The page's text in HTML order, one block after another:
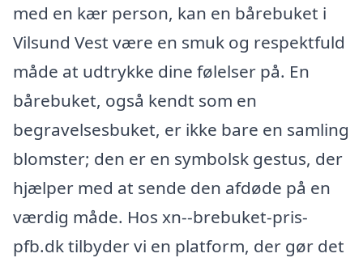
med en kær person, kan en bårebuket i
Vilsund Vest være en smuk og respektfuld
måde at udtrykke dine følelser på. En
bårebuket, også kendt som en
begravelsesbuket, er ikke bare en samling
blomster; den er en symbolsk gestus, der
hjælper med at sende den afdøde på en
værdig måde. Hos xn--brebuket-pris-
pfb.dk tilbyder vi en platform, der gør det